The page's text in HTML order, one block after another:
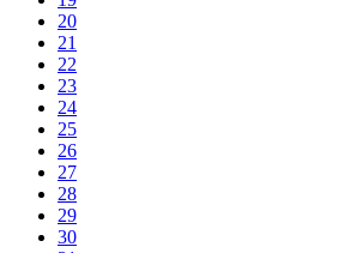
20
21
22
23
24
25
26
27
28
29
30